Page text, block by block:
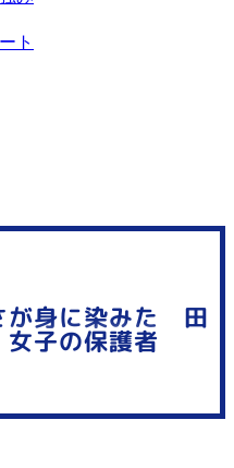
ト
が身に染みた 田
子の保護者